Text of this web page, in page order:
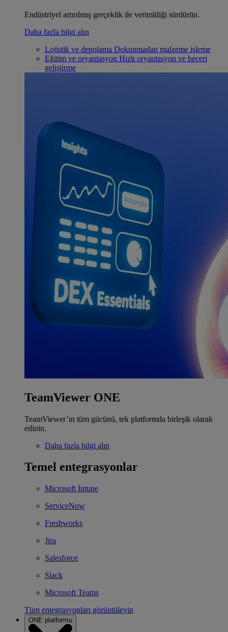
Endüstriyel artırılmış gerçeklik ile verimliliği sürdürün.
Daha fazla bilgi alın
Lojistik ve depolama Dokunmadan malzeme işleme
Eğitim ve oryantasyon Hızlı oryantasyon ve beceri
geliştirme
TeamViewer ONE
TeamViewer’ın tüm gücünü, tek platformda birleşik olarak
edinin.
Daha fazla bilgi alın
Temel entegrasyonlar
Microsoft Intune
ServiceNow
Freshworks
Jira
Salesforce
Slack
Microsoft Teams
Tüm entegrasyonları görüntüleyin
ONE platformu